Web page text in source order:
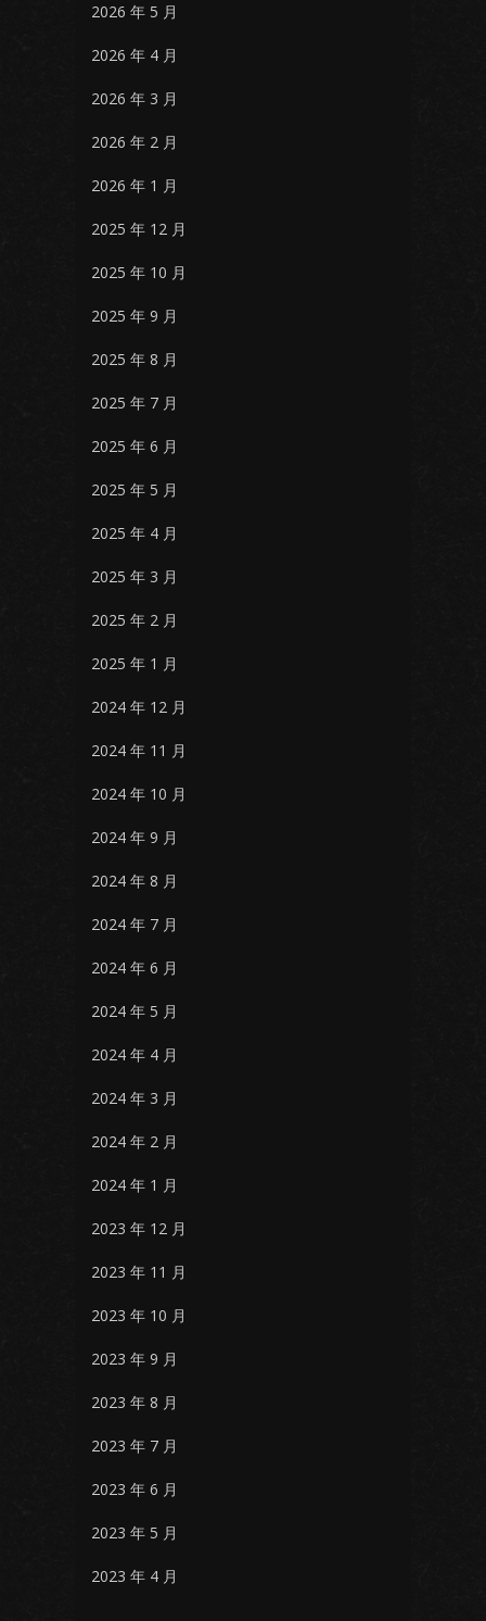
2026 年 5 月
2026 年 4 月
2026 年 3 月
2026 年 2 月
2026 年 1 月
2025 年 12 月
2025 年 10 月
2025 年 9 月
2025 年 8 月
2025 年 7 月
2025 年 6 月
2025 年 5 月
2025 年 4 月
2025 年 3 月
2025 年 2 月
2025 年 1 月
2024 年 12 月
2024 年 11 月
2024 年 10 月
2024 年 9 月
2024 年 8 月
2024 年 7 月
2024 年 6 月
2024 年 5 月
2024 年 4 月
2024 年 3 月
2024 年 2 月
2024 年 1 月
2023 年 12 月
2023 年 11 月
2023 年 10 月
2023 年 9 月
2023 年 8 月
2023 年 7 月
2023 年 6 月
2023 年 5 月
2023 年 4 月